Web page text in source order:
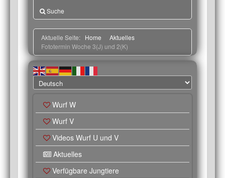
Suche
Aktuelle Seite: Home
Aktuelles
Fototermin Woche 3(J) und 2(K)
Wurf W
Wurf V
Videos Wurf U und V
Aktuelles
Verfügbare Jungtiere